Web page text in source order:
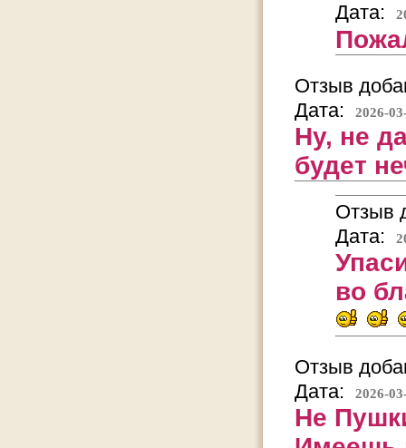
Дата:
Отзыв
Дата:
2026-
Ну, не
будет
Отзыв
Дата:
во
Отзыв
Дата:
2026-
Не